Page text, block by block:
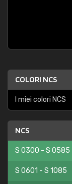
COLORI NCS
I miei colori NCS
NCS
S 0300 - S 0585
S 0601 - S 1085